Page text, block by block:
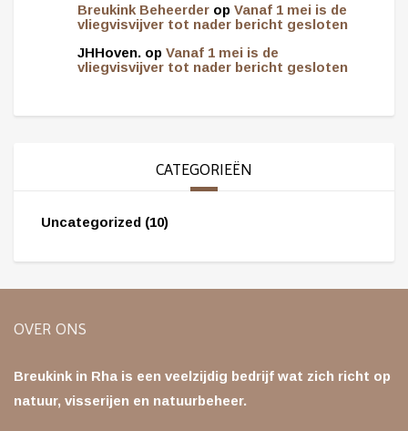
Breukink Beheerder op Vanaf 1 mei is de
vliegvisvijver tot nader bericht gesloten
JHHoven. op Vanaf 1 mei is de
vliegvisvijver tot nader bericht gesloten
CATEGORIEËN
Uncategorized (10)
OVER ONS
Breukink in Rha is een veelzijdig bedrijf wat zich richt op
natuur, visserijen en natuurbeheer.